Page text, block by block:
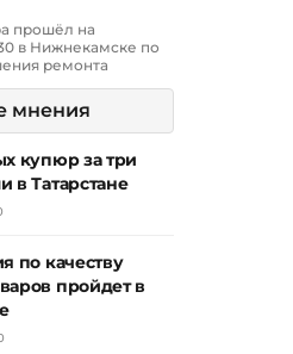
прошёл на
в Нижнекамске по
ремонта
мнения
купюр за три
в Татарстане
по качеству
пройдет в